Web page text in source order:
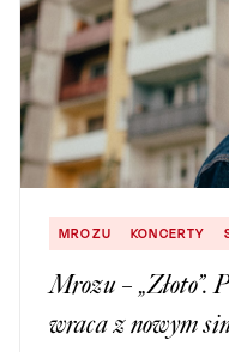
MROZU KONCERTY
Mrozu – „Złoto”.
wraca z nowym